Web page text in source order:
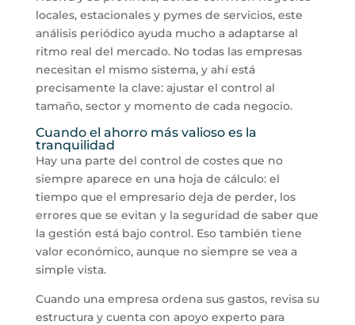
locales, estacionales y pymes de servicios, este
análisis periódico ayuda mucho a adaptarse al
ritmo real del mercado. No todas las empresas
necesitan el mismo sistema, y ahí está
precisamente la clave: ajustar el control al
tamaño, sector y momento de cada negocio.
Cuando el ahorro más valioso es la
tranquilidad
Hay una parte del control de costes que no
siempre aparece en una hoja de cálculo: el
tiempo que el empresario deja de perder, los
errores que se evitan y la seguridad de saber que
la gestión está bajo control. Eso también tiene
valor económico, aunque no siempre se vea a
simple vista.
Cuando una empresa ordena sus gastos, revisa su
estructura y cuenta con apoyo experto para